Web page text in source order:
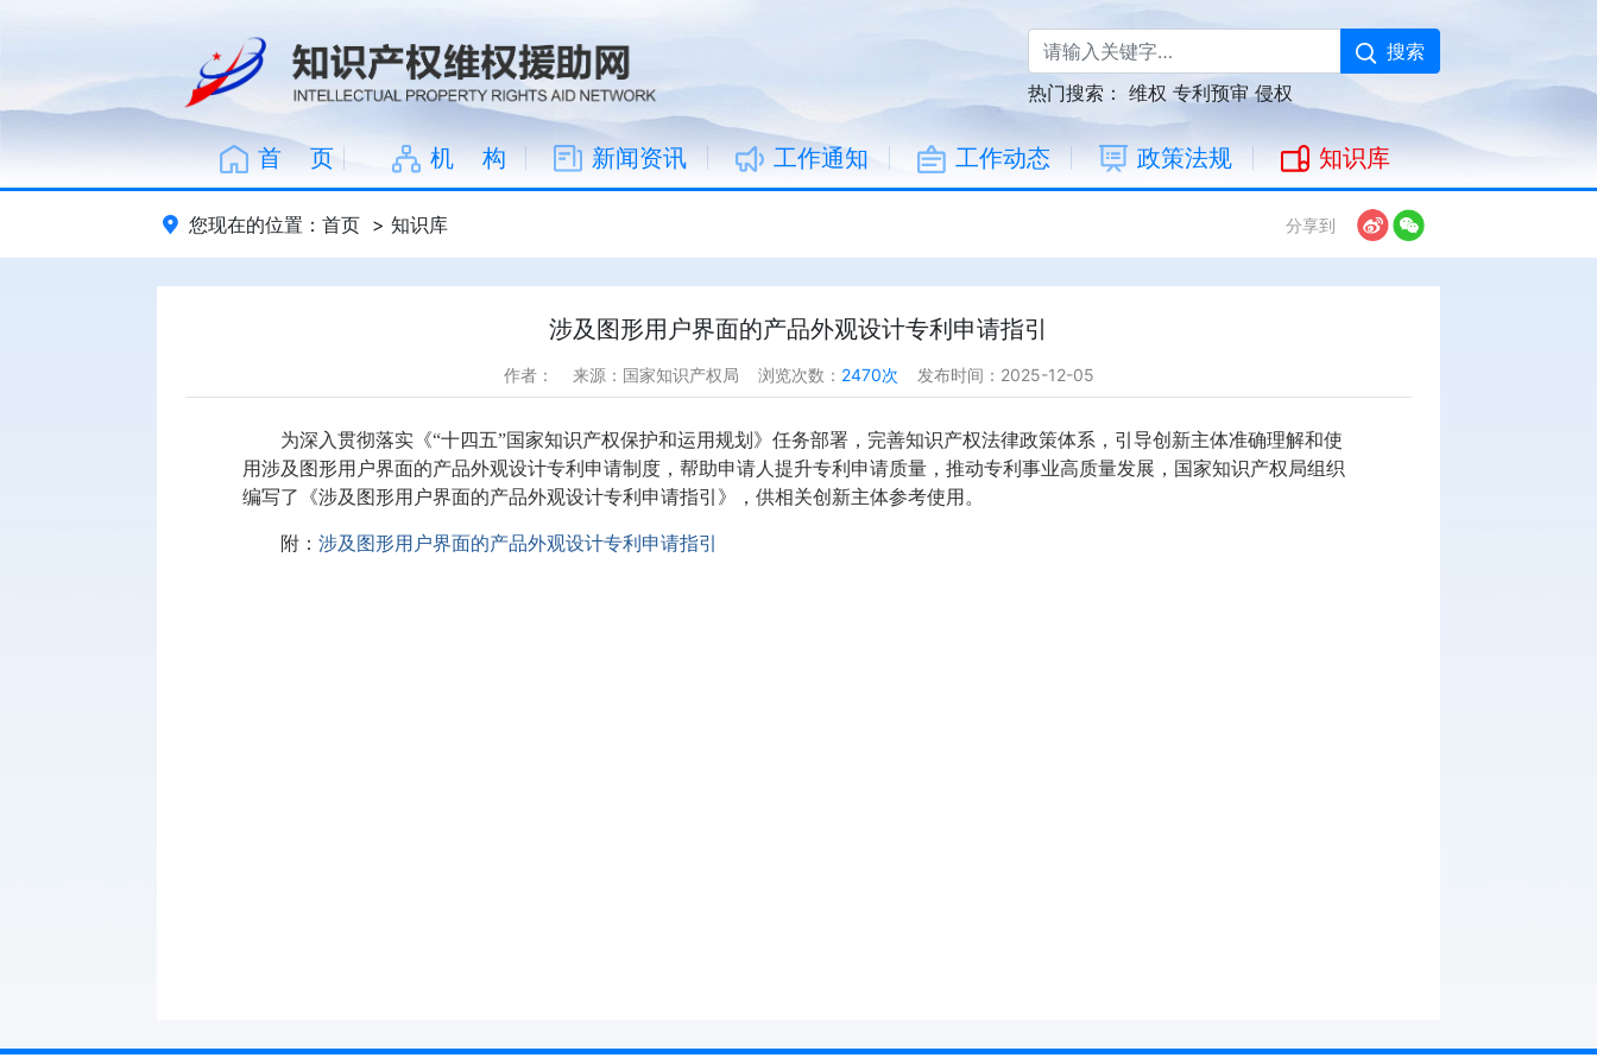
搜索
热门搜索：维权 专利预审 侵权
首 页 机 构 新闻资讯 工作通知 工作动态 政策法规 知识库
您现在的位置： 首页 > 知识库 分享到
涉及图形用户界面的产品外观设计专利申请指引
作者： 来源：国家知识产权局 浏览次数： 2470次 发布时间：2025-12-05
为深入贯彻落实《“十四五”国家知识产权保护和运用规划》任务部署，完善知识产权法律政策体系，引导创新主体准确理解和使
用涉及图形用户界面的产品外观设计专利申请制度，帮助申请人提升专利申请质量，推动专利事业高质量发展，国家知识产权局组织
编写了《涉及图形用户界面的产品外观设计专利申请指引》，供相关创新主体参考使用。
附： 涉及图形用户界面的产品外观设计专利申请指引